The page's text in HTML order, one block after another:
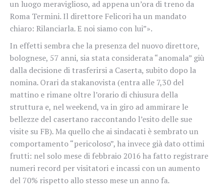
un luogo meraviglioso, ad appena un’ora di treno da
Roma Termini. Il direttore Felicori ha un mandato
chiaro: Rilanciarla. E noi siamo con lui”».
In effetti sembra che la presenza del nuovo direttore,
bolognese, 57 anni, sia stata considerata “anomala” giù
dalla decisione di trasferirsi a Caserta, subito dopo la
nomina. Orari da stakanovista (entra alle 7,30 del
mattino e rimane oltre l’orario di chiusura della
struttura e, nel weekend, va in giro ad ammirare le
bellezze del casertano raccontando l’esito delle sue
visite su FB). Ma quello che ai sindacati è sembrato un
comportamento “pericoloso”, ha invece già dato ottimi
frutti: nel solo mese di febbraio 2016 ha fatto registrare
numeri record per visitatori e incassi con un aumento
del 70% rispetto allo stesso mese un anno fa.